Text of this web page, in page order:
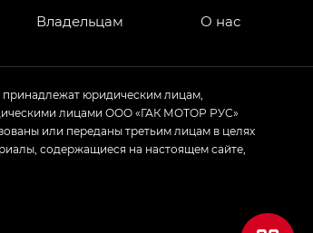
Владельцам О нас
принадлежат юридическим лицам,
лицами ООО «ГАК МОТОР РУС»
или переданы третьим лицам в целях
содержащиеся на настоящем сайте,